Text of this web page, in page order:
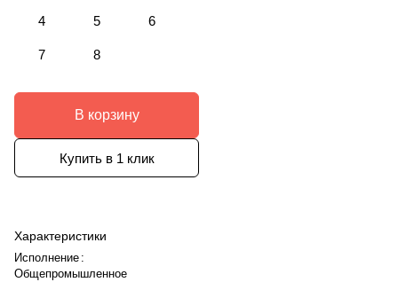
4 5 6
7 8
В корзину
Купить в 1 клик
Характеристики
Исполнение :
Общепромышленное